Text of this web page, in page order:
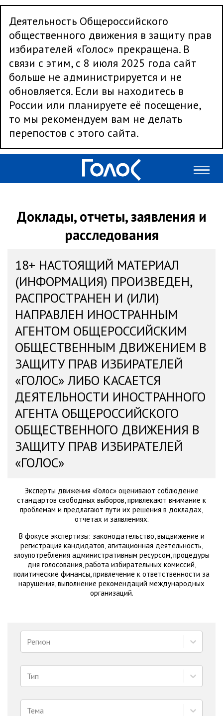
Деятельность Общероссийского
общественного движения в защиту прав
избирателей «Голос» прекращена. В
связи с этим, с 8 июля 2025 года сайт
больше не администрируется и не
обновляется. Если вы находитесь в
России или планируете её посещение,
то мы рекомендуем вам не делать
перепостов с этого сайта.
Доклады, отчеты, заявления и
расследования
18+ НАСТОЯЩИЙ МАТЕРИАЛ
(ИНФОРМАЦИЯ) ПРОИЗВЕДЕН,
РАСПРОСТРАНЕН И (ИЛИ)
НАПРАВЛЕН ИНОСТРАННЫМ
АГЕНТОМ ОБЩЕРОССИЙСКИМ
ОБЩЕСТВЕННЫМ ДВИЖЕНИЕМ В
ЗАЩИТУ ПРАВ ИЗБИРАТЕЛЕЙ
«ГОЛОС» ЛИБО КАСАЕТСЯ
ДЕЯТЕЛЬНОСТИ ИНОСТРАННОГО
АГЕНТА ОБЩЕРОССИЙСКОГО
ОБЩЕСТВЕННОГО ДВИЖЕНИЯ В
ЗАЩИТУ ПРАВ ИЗБИРАТЕЛЕЙ
«ГОЛОС»
Эксперты движения «Голос» оценивают соблюдение
стандартов свободных выборов, привлекают внимание к
проблемам и предлагают пути их решения в докладах,
отчетах и заявлениях.
В фокусе экспертизы: законодательство, выдвижение и
регистрация кандидатов, агитационная деятельность,
злоупотребления административным ресурсом, процедуры
дня голосования, работа избирательных комиссий,
политические финансы, привлечение к ответственности за
нарушения, выполнение рекомендаций международных
организаций.
Регион
Тип
Тема